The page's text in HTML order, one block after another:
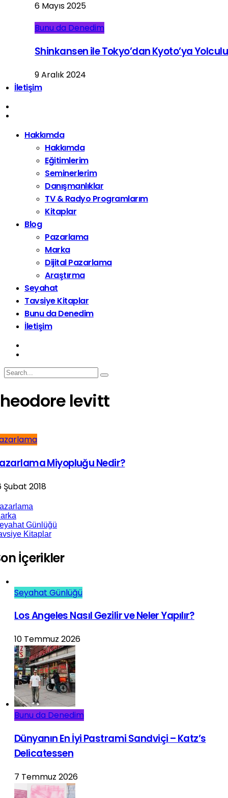
6 Mayıs 2025
Bunu da Denedim
Shinkansen ile Tokyo’dan Kyoto’ya
9 Aralık 2024
İletişim
Hakkımda
Hakkımda
Eğitimlerim
Seminerlerim
Danışmanlıklar
TV & Radyo Programlarım
Kitaplar
Blog
Pazarlama
Marka
Dijital Pazarlama
Araştırma
Seyahat
Tavsiye Kitaplar
Bunu da Denedim
İletişim
levitt
Miyopluğu Nedir?
Şubat 2018
Günlüğü
Kitaplar
İçerikler
Seyahat Günlüğü
Los Angeles Nasıl Gezilir ve Neler Yapılır?
10 Temmuz 2026
Bunu da Denedim
Dünyanın En İyi Pastrami Sandviçi – Katz’s
Delicatessen
7 Temmuz 2026